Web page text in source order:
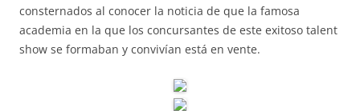
consternados al conocer la noticia de que la famosa
academia en la que los concursantes de este exitoso talent
show se formaban y convivían está en vente.